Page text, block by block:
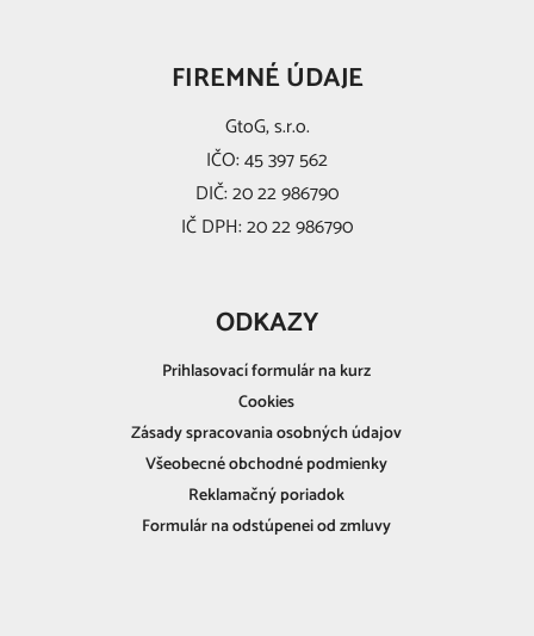
FIREMNÉ ÚDAJE
GtoG, s.r.o.
IČO: 45 397 562
DIČ: 20 22 986790
IČ DPH: 20 22 986790
ODKAZY
Prihlasovací formulár na kurz
Cookies
Zásady spracovania osobných údajov
Všeobecné obchodné podmienky
Reklamačný poriadok
Formulár na odstúpenei od zmluvy